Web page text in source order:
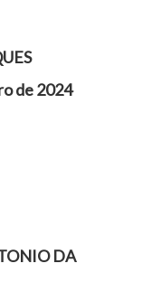
de 2024
DA